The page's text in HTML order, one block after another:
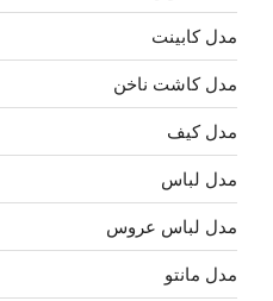
مدل کابینت
مدل کاشت ناخن
مدل کیف
مدل لباس
مدل لباس عروس
مدل مانتو